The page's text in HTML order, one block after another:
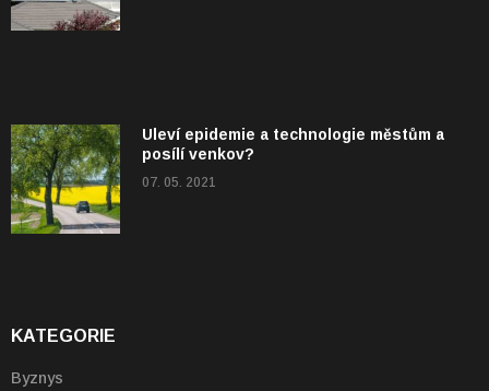
Uleví epidemie a technologie městům a
posílí venkov?
07. 05. 2021
KATEGORIE
Byznys